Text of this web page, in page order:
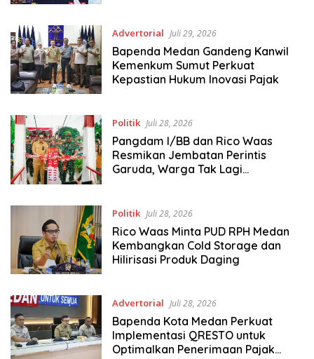
Advertorial Juli 29, 2026
Bapenda Medan Gandeng Kanwil
Kemenkum Sumut Perkuat
Kepastian Hukum Inovasi Pajak
Politik Juli 28, 2026
Pangdam I/BB dan Rico Waas
Resmikan Jembatan Perintis
Garuda, Warga Tak Lagi
Politik Juli 28, 2026
Rico Waas Minta PUD RPH Medan
Kembangkan Cold Storage dan
Hilirisasi Produk Daging
Advertorial Juli 28, 2026
Bapenda Kota Medan Perkuat
Implementasi QRESTO untuk
Optimalkan Penerimaan Pajak